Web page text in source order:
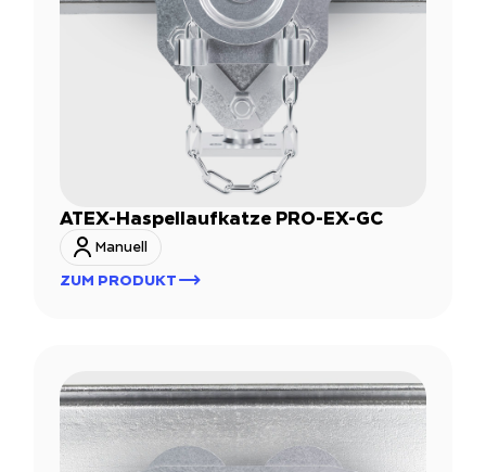
ATEX-Haspellaufkatze PRO-EX-GC
Manuell
ZUM PRODUKT